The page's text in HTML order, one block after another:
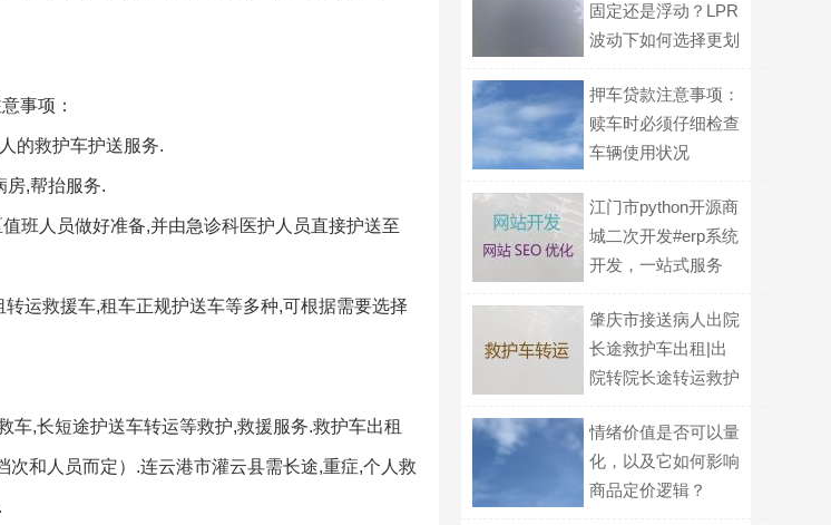
事项：
的救护车护送服务.
房,帮抬服务.
班人员做好准备,并由急诊科医护人员直接护送至
运救援车,租车正规护送车等多种,可根据需要选择
,长短途护送车转运等救护,救援服务.救护车出租
和人员而定）.连云港市灌云县需长途,重症,个人救
固定还是浮动？LPR
波动下如何选择更划
押车贷款注意事项：
赎车时必须仔细检查
车辆使用状况
江门市python开源商
城二次开发#erp系统
开发，一站式服务
肇庆市接送病人出院
长途救护车出租|出
院转院长途转运救护
情绪价值是否可以量
化，以及它如何影响
商品定价逻辑？